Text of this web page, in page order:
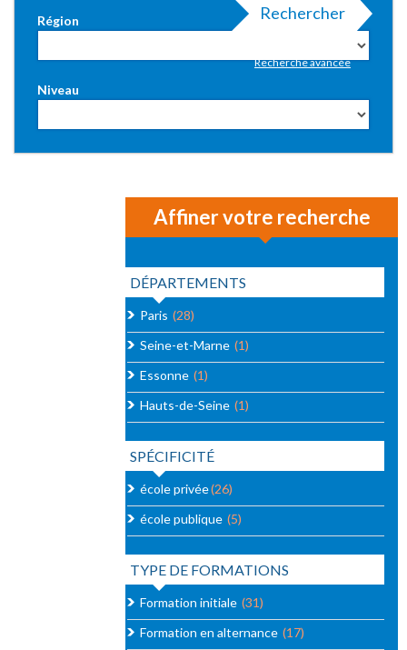
Région
Niveau
Rechercher
Recherche avancée
Affiner votre recherche
DÉPARTEMENTS
Paris (28)
Seine-et-Marne (1)
Essonne (1)
Hauts-de-Seine (1)
SPÉCIFICITÉ
école privée(26)
école publique (5)
TYPE DE FORMATIONS
Formation initiale (31)
Formation en alternance (17)